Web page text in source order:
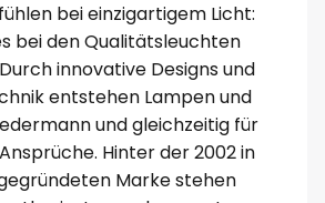
bei einzigartigem Licht:
bei den Qualitätsleuchten
innovative Designs und
entstehen Lampen und
und gleichzeitig für
Hinter der 2002 in
Marke stehen